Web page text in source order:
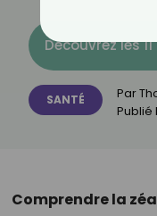
Découvrez les
SANTÉ Par
Publié
Comprendre la